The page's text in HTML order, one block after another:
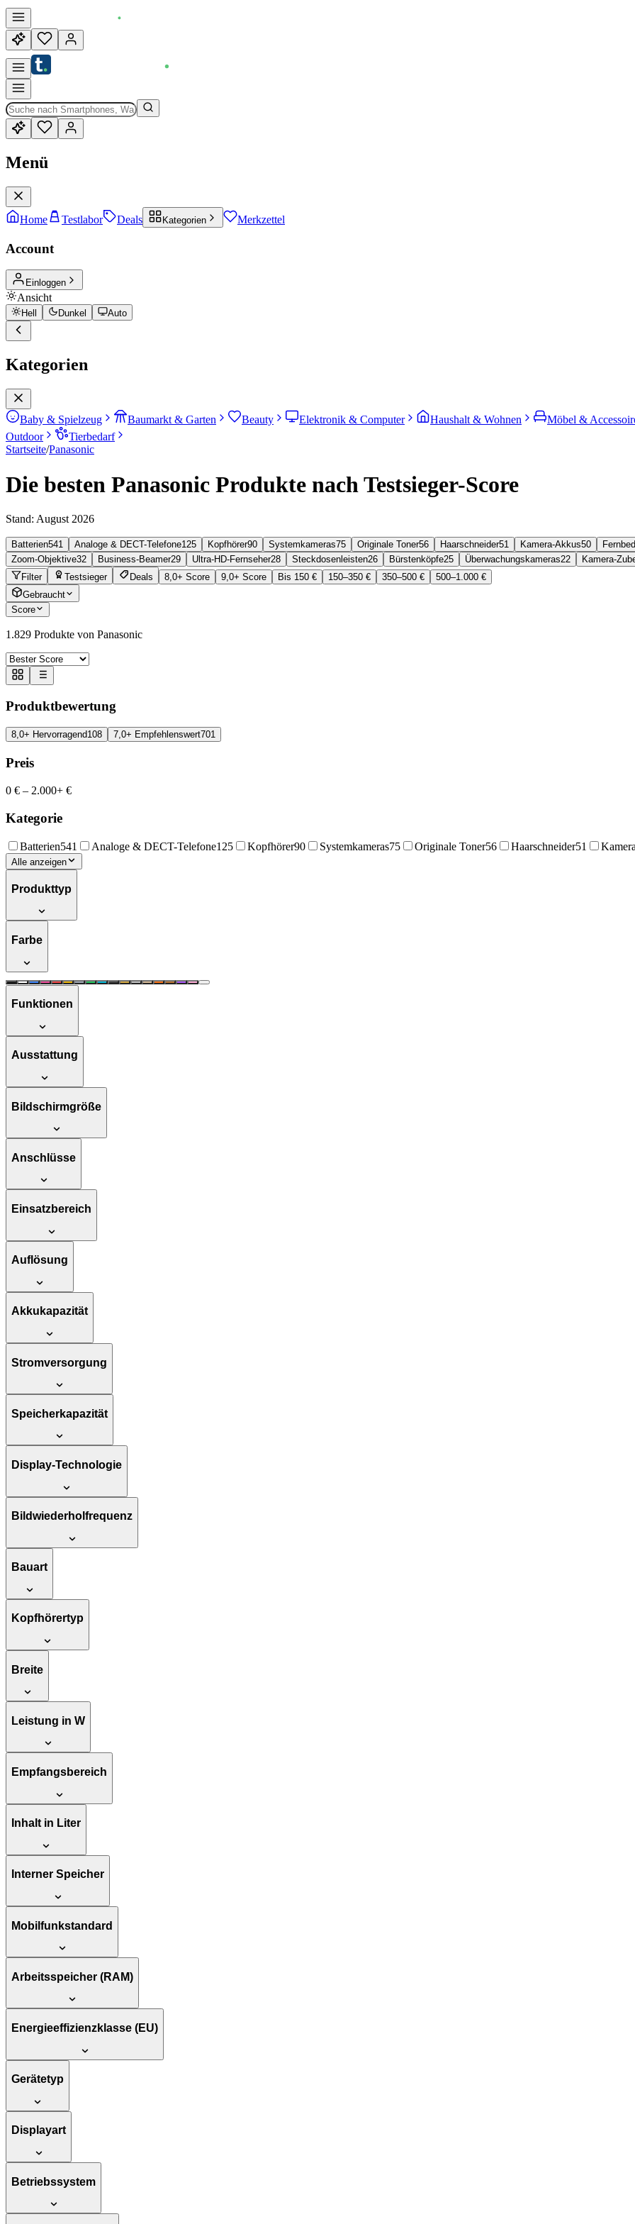
Menü
Home Testlabor Deals Kategorien Merkzettel
Account
Einloggen
Ansicht
Hell Dunkel Auto
Kategorien
Baby & Spielzeug Baumarkt & Garten Beauty Elektronik & Computer Haushalt & Wohnen Möbel &
Outdoor
Tierbedarf
Startseite/Panasonic
Die besten Panasonic Produkte nach Testsieger-Score
Stand: August 2026
Batterien541 Analoge & DECT-Telefone125 Kopfhörer90 Systemkameras75 Originale Toner56 Haarschneider51 Kamera-Akkus50
Zoom-Objektive32 Business-Beamer29 Ultra-HD-Fernseher28 Steckdosenleisten26 Bürstenköpfe25 Überwachungskameras22 Kamera-
Filter
Testsieger Deals 8,0+ Score 9,0+ Score Bis 150 € 150–350 € 350–500 €
500–1.000 €
Gebraucht
Score
1.829 Produkte von Panasonic
Produktbewertung
8,0+ Hervorragend108 7,0+ Empfehlenswert701
Preis
0 € – 2.000+ €
Kategorie
Batterien541 Analoge & DECT-Telefone125 Kopfhörer90 Systemkameras75 Originale Toner56 Haarschneider51
Alle anzeigen
Produkttyp
Farbe
Funktionen
Ausstattung
Bildschirmgröße
Anschlüsse
Einsatzbereich
Auflösung
Akkukapazität
Stromversorgung
Speicherkapazität
Display-Technologie
Bildwiederholfrequenz
Bauart
Kopfhörertyp
Breite
Leistung in W
Empfangsbereich
Inhalt in Liter
Interner Speicher
Mobilfunkstandard
Arbeitsspeicher (RAM)
Energieeffizienzklasse (EU)
Gerätetyp
Displayart
Betriebssystem